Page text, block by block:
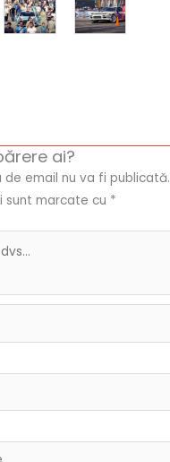
ai?
de email nu va fi publicată.
sunt marcate cu *